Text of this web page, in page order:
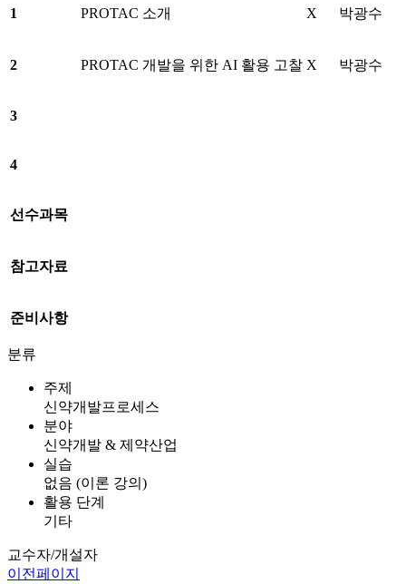
1 PROTAC 소개 X 박광수
2 PROTAC 개발을 위한 AI 활용 고찰 X 박광수
3
4
선수과목
참고자료
준비사항
분류
주제
신약개발프로세스
분야
신약개발 & 제약산업
실습
없음 (이론 강의)
활용 단계
기타
교수자/개설자
이전페이지